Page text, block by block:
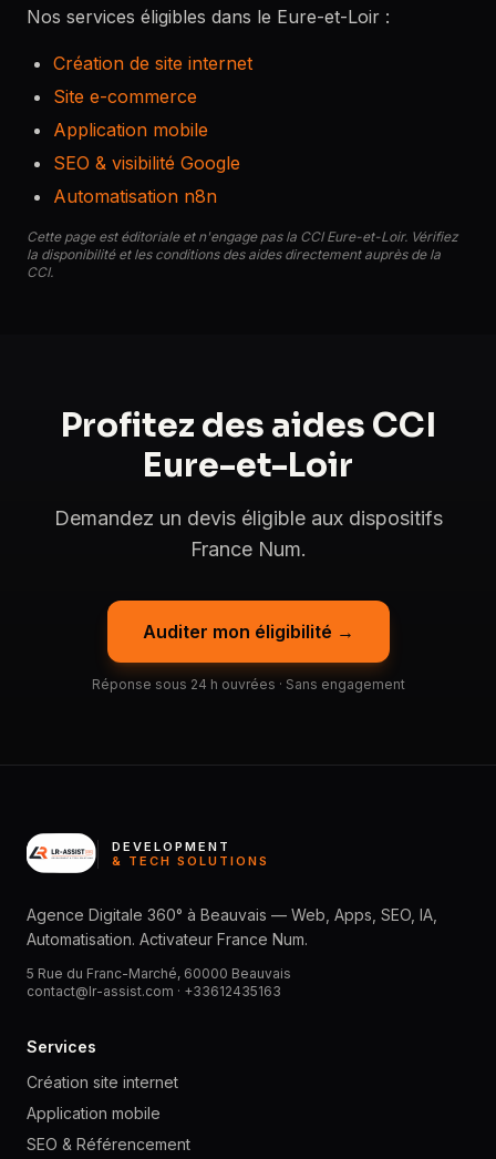
Nos services éligibles dans le Eure-et-Loir :
Création de site internet
Site e-commerce
Application mobile
SEO & visibilité Google
Automatisation n8n
Cette page est éditoriale et n'engage pas la CCI Eure-et-Loir. Vérifiez
la disponibilité et les conditions des aides directement auprès de la
CCI.
Profitez des aides CCI
Eure-et-Loir
Demandez un devis éligible aux dispositifs
France Num.
Auditer mon éligibilité →
Réponse sous 24 h ouvrées · Sans engagement
DEVELOPMENT
& TECH SOLUTIONS
Agence Digitale 360° à Beauvais — Web, Apps, SEO, IA,
Automatisation. Activateur France Num.
5 Rue du Franc-Marché, 60000 Beauvais
contact@lr-assist.com · +33612435163
Services
Création site internet
Application mobile
SEO & Référencement